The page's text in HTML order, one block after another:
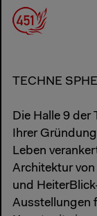
TECHNE
Die Halle 9 der
Ihrer
Leben
Architektur
und
Ausstellungen